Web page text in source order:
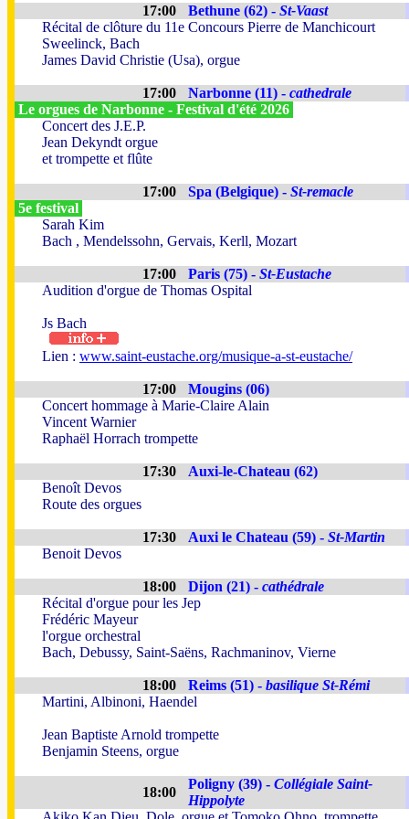
17:00 Bethune (62) - St-Vaast
Récital de clôture du 11e Concours Pierre de Manchicourt
Sweelinck, Bach
James David Christie (Usa), orgue
17:00 Narbonne (11) - cathedrale
Le orgues de Narbonne - Festival d'été 2026
Concert des J.E.P.
Jean Dekyndt orgue
et trompette et flûte
17:00 Spa (Belgique) - St-remacle
5e festival
Sarah Kim
Bach , Mendelssohn, Gervais, Kerll, Mozart
17:00 Paris (75) - St-Eustache
Audition d'orgue de Thomas Ospital
Js Bach
Lien : www.saint-eustache.org/musique-a-st-eustache/
17:00
Mougins (06)
Concert hommage à Marie-Claire Alain
Vincent Warnier
Raphaël Horrach trompette
17:30
Auxi-le-Chateau (62)
Benoît Devos
Route des orgues
17:30 Auxi le Chateau (59) - St-Martin
Benoit Devos
18:00 Dijon (21) - cathédrale
Récital d'orgue pour les Jep
Frédéric Mayeur
l'orgue orchestral
Bach, Debussy, Saint-Saëns, Rachmaninov, Vierne
18:00 Reims (51) - basilique St-Rémi
Martini, Albinoni, Haendel
Jean Baptiste Arnold trompette
Benjamin Steens, orgue
18:00
Poligny (39) - Collégiale Saint-
Hippolyte